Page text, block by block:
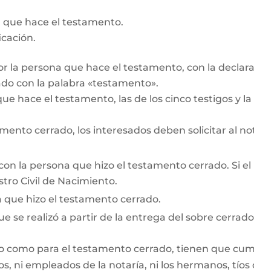
hace el testamento.
la persona que hace el testamento, con la
con la palabra «testamento».
hace el testamento, las de los cinco testigos y
cerrado, los interesados deben solicitar al
la persona que hizo el testamento cerrado. Si
Civil de Nacimiento.
que hizo el testamento cerrado.
se realizó a partir de la entrega del sobre
para el testamento cerrado, tienen que
ni empleados de la notaría, ni los hermanos,